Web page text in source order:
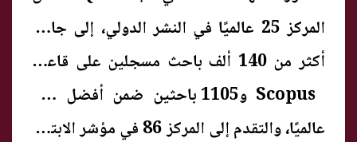
المركز 25 عالميًا في النشر الدولي، إلى جانب
أكثر من 140 ألف باحث مسجلين على قاعدة
Scopus و1105 باحثين ضمن أفضل 2%
عالميًا، والتقدم إلى المركز 86 في مؤشر الابتكار